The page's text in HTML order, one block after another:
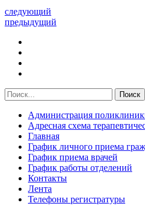
следующий
предыдущий
Администрация
Адресная схема
Главная
График личного приема
График приема врачей
График работы отделений
Контакты
Лента
Телефоны регистратуры